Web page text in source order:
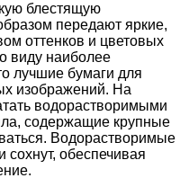
блестящую
передают яркие,
оттенков и цветовых
виду наиболее
лучшие бумаги для
изображений. На
водорастворимыми
содержащие крупные
Водорастворимые
обеспечивая